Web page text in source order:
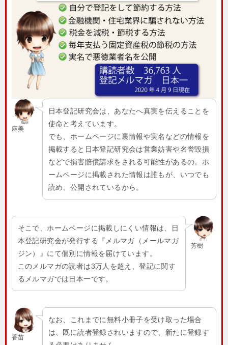
麻美
日本登記研究会は、あなたへ真実を伝えることを
使命と考えています。
でも、ホームページに裏情報や実名などの情報を
掲載すると日本登記研究会は営業妨害や名誉毀損
などで損害賠償請求をされる可能性があるの。ホ
ームページに掲載された情報は誰もが、いつでも
読め、公開されているから。
芳樹
そこで、ホームページに掲載しにくい情報は、日
本登記研究会が発行する『メルマガ（メールマガ
ジン）』にて個別に情報を届けています。
このメルマガの読者は3万人を超え、登記に関す
るメルマガでは日本一です。
香苗
なお、これまでに無料小冊子を受け取った場合
は、既に読者登録されいますので、新たに登録す